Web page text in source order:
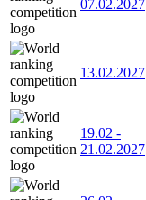
07.02.2027
13.02.2027
19.02 -
21.02.2027